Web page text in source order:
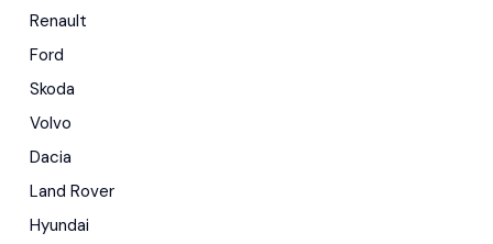
Renault
Ford
Skoda
Volvo
Dacia
Land Rover
Hyundai